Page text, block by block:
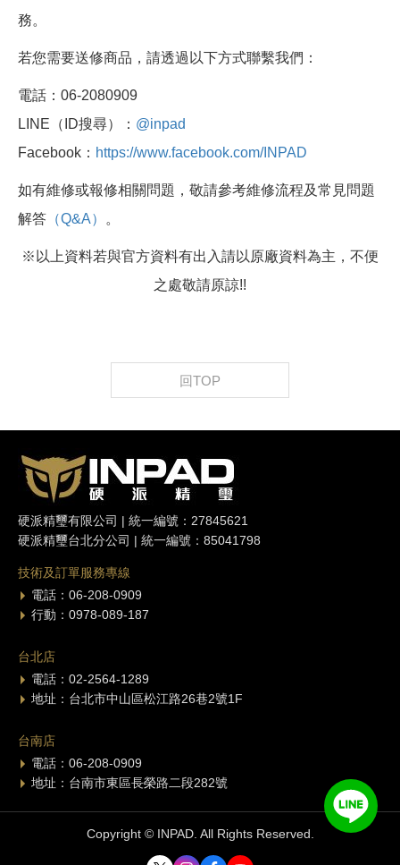
務。
若您需要送修商品，請透過以下方式聯繫我們：
電話：06-2080909
LINE（ID搜尋）： @inpad
Facebook： https://www.facebook.com/INPAD
如有維修或報修相關問題，敬請參考維修流程及常見問題
解答 （Q&A） 。
※以上資料若與官方資料有出入請以原廠資料為主，不便
之處敬請原諒!!
回TOP
硬派精璽有限公司 | 統一編號：27845621
硬派精璽台北分公司 | 統一編號：85041798
技術及訂單服務專線
電話：06-208-0909
行動：0978-089-187
台北店
電話：02-2564-1289
地址：台北市中山區松江路26巷2號1F
台南店
電話：06-208-0909
地址：台南市東區長榮路二段282號
Copyright © INPAD. All Rights Reserved.